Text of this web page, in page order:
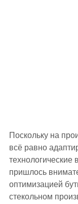
Поскольку на
всё равно
технологические
пришлось
оптимизацией
стекольном